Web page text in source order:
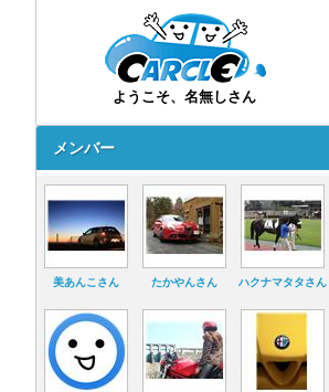
ようこそ、名無しさん
メンバー
美あんこさん たかやんさん ハクナマタタさん